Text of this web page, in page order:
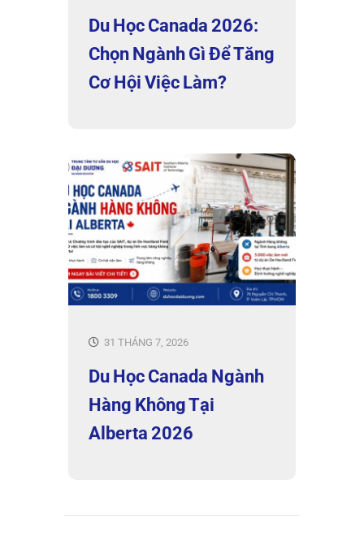
Du Học Canada 2026:
Chọn Ngành Gì Để Tăng
Cơ Hội Việc Làm?
31 THÁNG 7, 2026
Du Học Canada Ngành
Hàng Không Tại
Alberta 2026